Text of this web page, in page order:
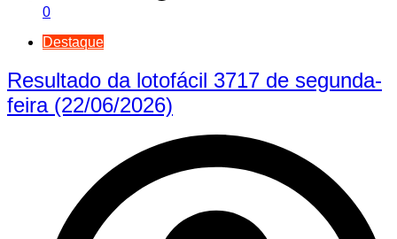
0
Destaque
Resultado da lotofácil 3717 de segunda-
feira (22/06/2026)